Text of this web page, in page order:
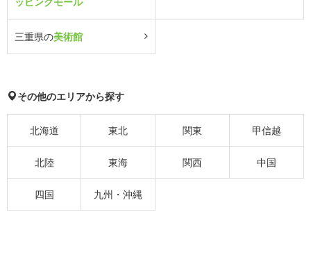
三重県の美術館
その他のエリアから探す
北海道 東北 関東 甲信越
北陸 東海 関西 中国
四国 九州・沖縄